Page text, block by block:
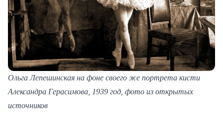
Ольга Лепешинская на фоне своего же портрета кисти
Александра Герасимова, 1939 год, фото из открытых
источников